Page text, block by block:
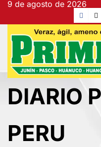
contenido
9 de agosto de 2026
DIARIO
PERU